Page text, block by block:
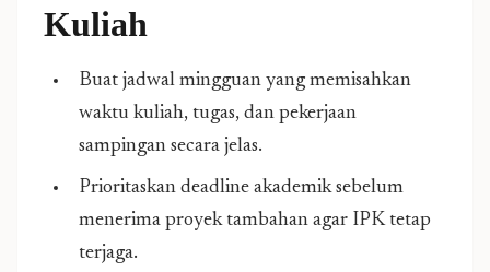
Kuliah
Buat jadwal mingguan yang memisahkan
waktu kuliah, tugas, dan pekerjaan
sampingan secara jelas.
Prioritaskan deadline akademik sebelum
menerima proyek tambahan agar IPK tetap
terjaga.